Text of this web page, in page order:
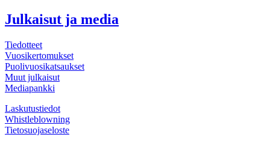
Julkaisut ja media
Tiedotteet
Vuosi­kertomukset
Puolivuosi­katsaukset
Muut julkaisut
Mediapankki
Laskutustiedot
Whistleblowning
Tietosuojaseloste